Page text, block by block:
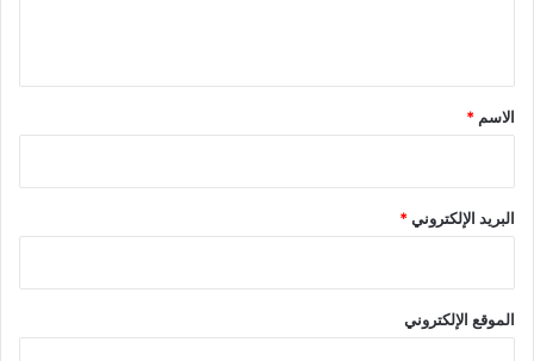
*
الاسم *
البريد الإلكتروني*
الموقع الإلكتروني